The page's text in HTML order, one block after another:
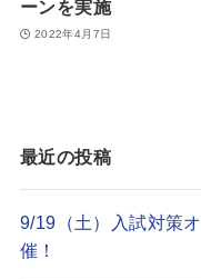
ーンを実施
2022年4月7日
最近の投稿
9/19（土）入試対策
催！